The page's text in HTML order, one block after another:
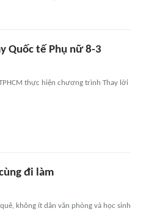
Quốc tế Phụ nữ 8-3
thực hiện chương trình Thay lời
đi làm
không ít dân văn phòng và học sinh